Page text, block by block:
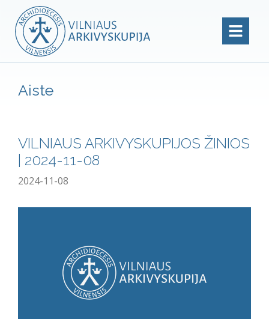
Aiste
VILNIAUS ARKIVYSKUPIJOS ŽINIOS
| 2024-11-08
2024-11-08